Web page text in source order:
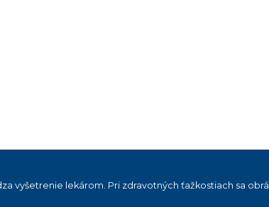
vyšetrenie lekárom. Pri zdravotných ťažkostiach sa